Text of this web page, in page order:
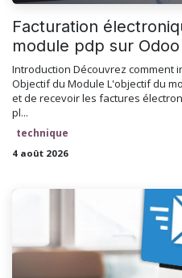
Facturation
module pdp sur Odoo
Introduction Découvrez comment
Objectif du Module L'objectif du
et de recevoir les factures
pl...
technique
4 août 2026